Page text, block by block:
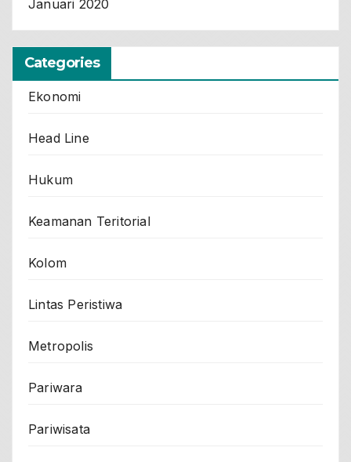
Januari 2020
Categories
Ekonomi
Head Line
Hukum
Keamanan Teritorial
Kolom
Lintas Peristiwa
Metropolis
Pariwara
Pariwisata